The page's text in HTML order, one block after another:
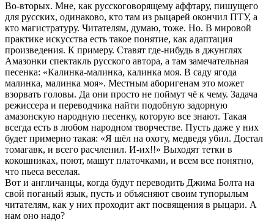
Во-вторых. Мне, как русскоговорящему аффтару, пишущего
для русских, одинаково, кто там из рыцарей окончил ПТУ, а
кто магистратуру. Читателям, думаю, тоже. Но. В мировой
практике искусства есть такое понятие, как адаптация
произведения. К примеру. Ставят где-нибудь в джунглях
Амазонки спектакль русского автора, а там замечательная
песенка: «Калинка-малинка, калинка моя. В саду ягода
малинка, малинка моя». Местным аборигенам это может
взорвать головы. Да они просто не поймут чё к чему. Задача
режиссера и переводчика найти подобную задорную
амазонскую народную песенку, которую все знают. Такая
всегда есть в любом народном творчестве. Пусть даже у них
будет примерно такая: «Я шёл на охоту, медведя убил. Достал
томагавк, и всего расчленил. И-их!!» Выходят тетки в
кокошниках, поют, машут платочками, и всем все понятно,
что пьеса веселая.
Вот и англичанцы, когда будут переводить Джима Болта на
свой поганый язык, пусть и объясняют своим тупорылым
читателям, как у них проходит акт посвящения в рыцари. А
нам оно надо?